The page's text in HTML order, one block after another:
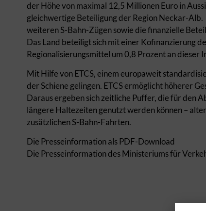
der Höhe von maximal 12,5 Millionen Euro in
gleichwertige Beteiligung der Region Neckar-
weiteren S-Bahn-Zügen sowie die finanzielle
Das Land beteiligt sich mit einer Kofinanzierung
Regionalisierungsmittel um 0,8 Prozent an dieser
Mit Hilfe von ETCS, einem europaweit
der Schiene gelingen. ETCS ermöglicht höherer
Daraus ergeben sich zeitliche Puffer, die für den
längere Haltezeiten genutzt werden können –
zusätzlichen S-Bahn-Fahrten.
Die Presseinformation als PDF-Download
Die Presseinformation des Ministeriums für